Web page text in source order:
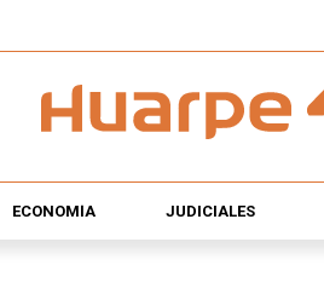
ECONOMÍA JUDICIALES